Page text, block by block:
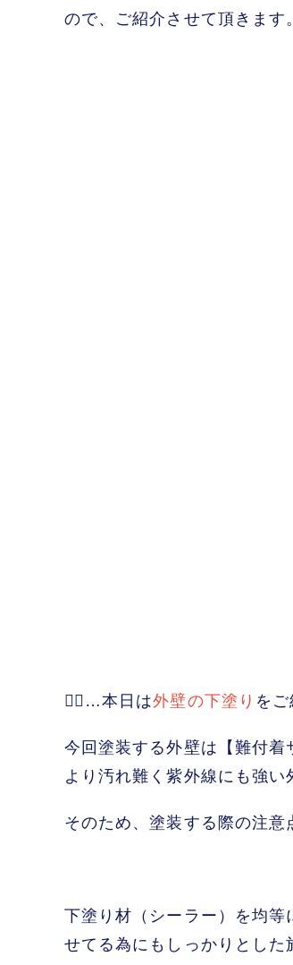
ので、ご紹介させて頂きます
💁‍♂️…本日は外壁の下塗り を
今回塗装する外壁は【難付
より汚れ難く紫外線にも強い
そのため、塗装する際の注
下塗り材（シーラー）を均
せてる為にもしっかりとした